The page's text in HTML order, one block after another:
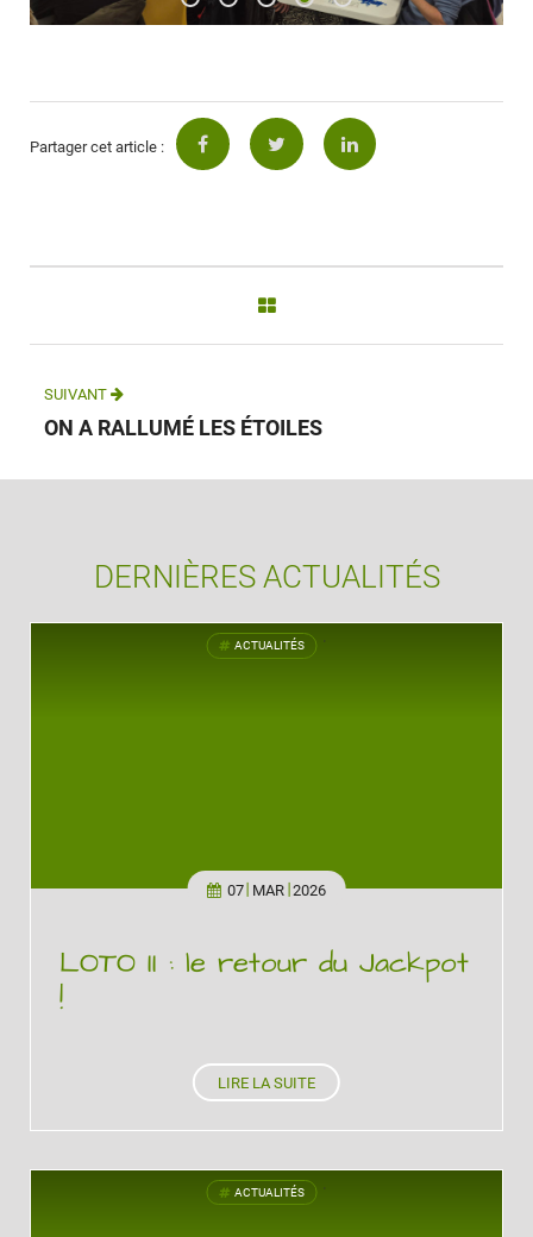
Partager cet article :
SUIVANT
ON A RALLUMÉ LES ÉTOILES
DERNIÈRES ACTUALITÉS
ACTUALITÉS '
07 MAR 2026
LOTO II : le retour du Jackpot
!
LIRE LA SUITE
ACTUALITÉS '